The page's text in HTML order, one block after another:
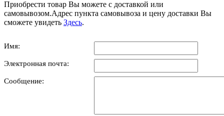
Приобрести товар Вы можете с доставкой или
самовывозом.Адрес пункта самовывоза и цену доставки Вы
сможете увидеть Здесь.
Имя:
Электронная почта:
Сообщение: